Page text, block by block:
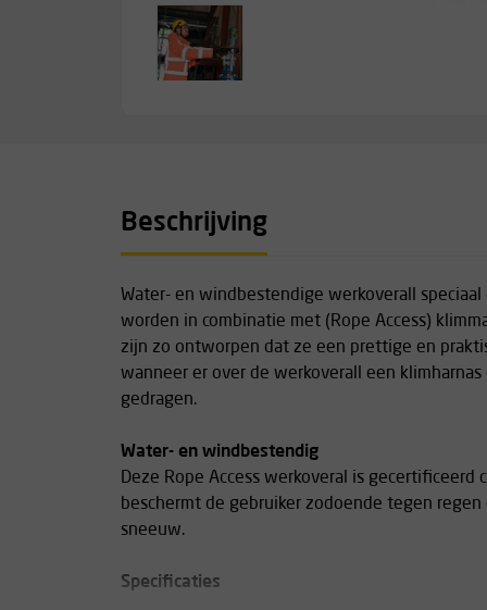
Beschrijving
Water- en windbestendige werkoverall
worden in combinatie met (Rope Access)
zijn zo ontworpen dat ze een prettige en
wanneer er over de werkoverall een
gedragen.
Water- en windbestendig
Deze Rope Access werkoveral is
beschermt de gebruiker zodoende tegen
sneeuw.
Specificaties